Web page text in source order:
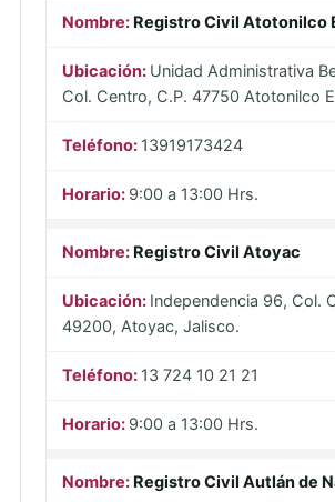
Registro Civil Atotonilco
Unidad Administrativa
Col. Centro, C.P. 47750 Atotonilco
13919173424
9:00 a 13:00 Hrs.
Registro Civil Atoyac
Independencia 96, Col.
49200, Atoyac, Jalisco.
13 724 10 21 21
9:00 a 13:00 Hrs.
Registro Civil Autlán de